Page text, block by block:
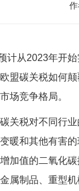
从2023年开始
盟碳关税如何
场竞争格局。
税对不同行业
暖和其他有害
加值的二氧化
属制品、重型